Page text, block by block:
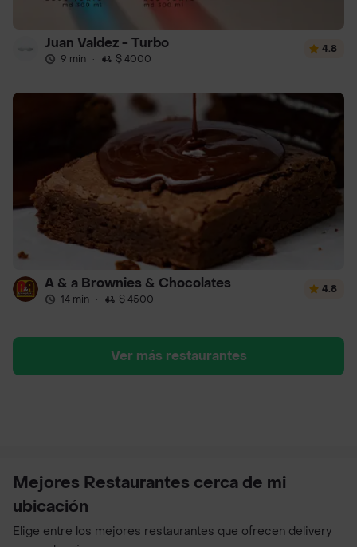
Juan Valdez - Turbo
9 min · $ 4000
4.8
A & a Brownies & Chocolates
14 min · $ 4500
4.8
Ver más restaurantes
Mejores Restaurantes cerca de mi
ubicación
Elige entre los mejores restaurantes que ofrecen delivery